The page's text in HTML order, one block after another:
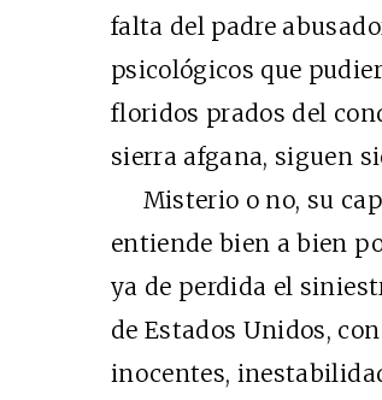
falta del padre
psicológicos que
floridos prados del
sierra afgana, siguen
Misterio o no, su
entiende bien a bien
ya de perdida el
de Estados Unidos,
inocentes,